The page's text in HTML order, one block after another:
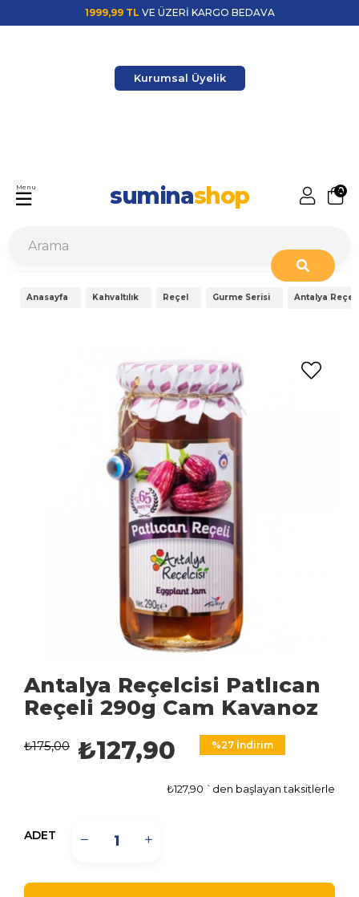
1999,99 TL VE ÜZERİ KARGO BEDAVA
suminashop 0
Menu
Kurumsal Üyelik
Anasayfa Kahvaltılık Reçel Gurme Serisi Antalya
Antalya Reçelcisi Patlıcan
Reçeli 290g Cam Kavanoz
₺175,00 ₺127,90 %27 İndirim
₺127,90 `den başlayan taksitlerle
ADET